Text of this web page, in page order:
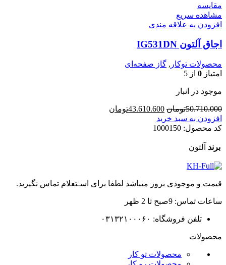
مقایسه
مشاهده سریع
افزودن به علاقه مندی
اجاق آلتون IG531DN
محصولات توکار , گاز صفحه‌ای
امتیاز 0 از 5
موجود در انبار
50.710.000تومان قیمت
اصلی
43.610.600تومان
افزودن به سبد خرید
کد محصول: 1000150
برند آلتون
قیمت و موجودی بروز میباشد لطفا برای اسـتعلام تماس نگیرید.
ساعات تماس: 9صبح تا 2 ظهر
تلفن فروشگاه: ۰۳۱۳۲۱۰۰۰۶۰
محصولات
محصولات تو کار